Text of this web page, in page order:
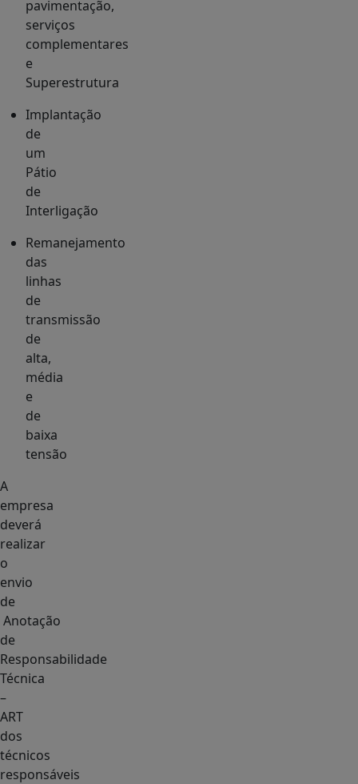
pavimentação,
serviços
complementares
e
Superestrutura
Implantação
de
um
Pátio
de
Interligação
Remanejamento
das
linhas
de
transmissão
de
alta,
média
e
de
baixa
tensão
A
empresa
deverá
realizar
o
envio
de
Anotação
de
Responsabilidade
Técnica
–
ART
dos
técnicos
responsáveis